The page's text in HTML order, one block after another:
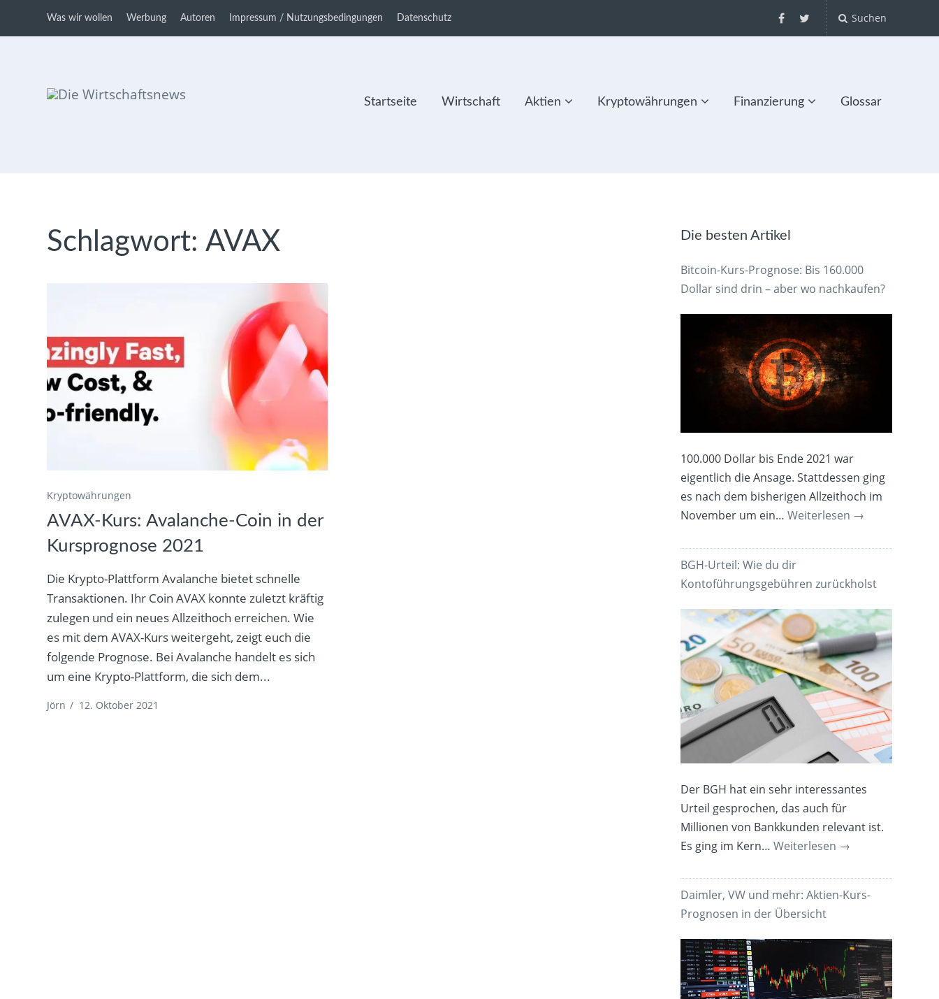
Was wir wollen Werbung Autoren Impressum / Nutzungsbedingungen Datenschutz Suchen
Startseite Wirtschaft Aktien Kryptowährungen Finanzierung Glossar
Schlagwort:AVAX
Kryptowährungen
AVAX-Kurs: Avalanche-Coin in der
Kursprognose 2021
Die Krypto-Plattform Avalanche bietet schnelle
Transaktionen. Ihr Coin AVAX konnte zuletzt kräftig
zulegen und ein neues Allzeithoch erreichen. Wie
es mit dem AVAX-Kurs weitergeht, zeigt euch die
folgende Prognose. Bei Avalanche handelt es sich
um eine Krypto-Plattform, die sich dem...
Jörn / 12. Oktober 2021
Die besten Artikel
Bitcoin-Kurs-Prognose: Bis 160.000
Dollar sind drin – aber wo nachkaufen?
100.000 Dollar bis Ende 2021 war
eigentlich die Ansage. Stattdessen ging
es nach dem bisherigen Allzeithoch im
November um ein…Weiterlesen →
BGH-Urteil: Wie du dir
Kontoführungsgebühren zurückholst
Der BGH hat ein sehr interessantes
Urteil gesprochen, das auch für
Millionen von Bankkunden relevant ist.
Es ging im Kern…Weiterlesen →
Daimler, VW und mehr: Aktien-Kurs-
Prognosen in der Übersicht